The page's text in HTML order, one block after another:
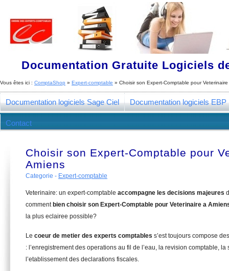
Documentation Gratuite Logiciels
Vous êtes ici : ComptaShop » Expert-comptable » Choisir son Expert-Comptable pour Veterinaire
Documentation logiciels Sage Ciel Documentation logiciels EBP
Contact
Choisir son Expert-Comptable pour
Amiens
Categorie - Expert-comptable
Veterinaire: un expert-comptable accompagne les decisions majeures
comment bien choisir son Expert-Comptable pour Veterinaire a
la plus eclairee possible?
Le coeur de metier des experts comptables s’est toujours compose
: l’enregistrement des operations au fil de l’eau, la revision comptable, la
l’etablissement des declarations fiscales.